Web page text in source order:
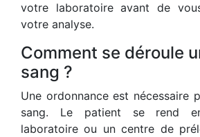
votre laboratoire avant de
votre analyse.
Comment se déroule
sang ?
Une ordonnance est nécessaire
sang. Le patient se rend
laboratoire ou un centre de